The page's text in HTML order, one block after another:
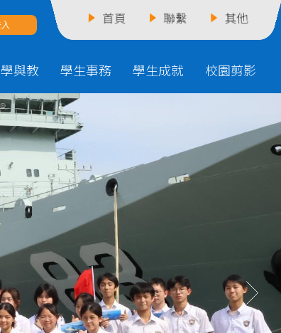
首頁 聯繫 其他
學與教 學生事務 學生成就 校園剪影